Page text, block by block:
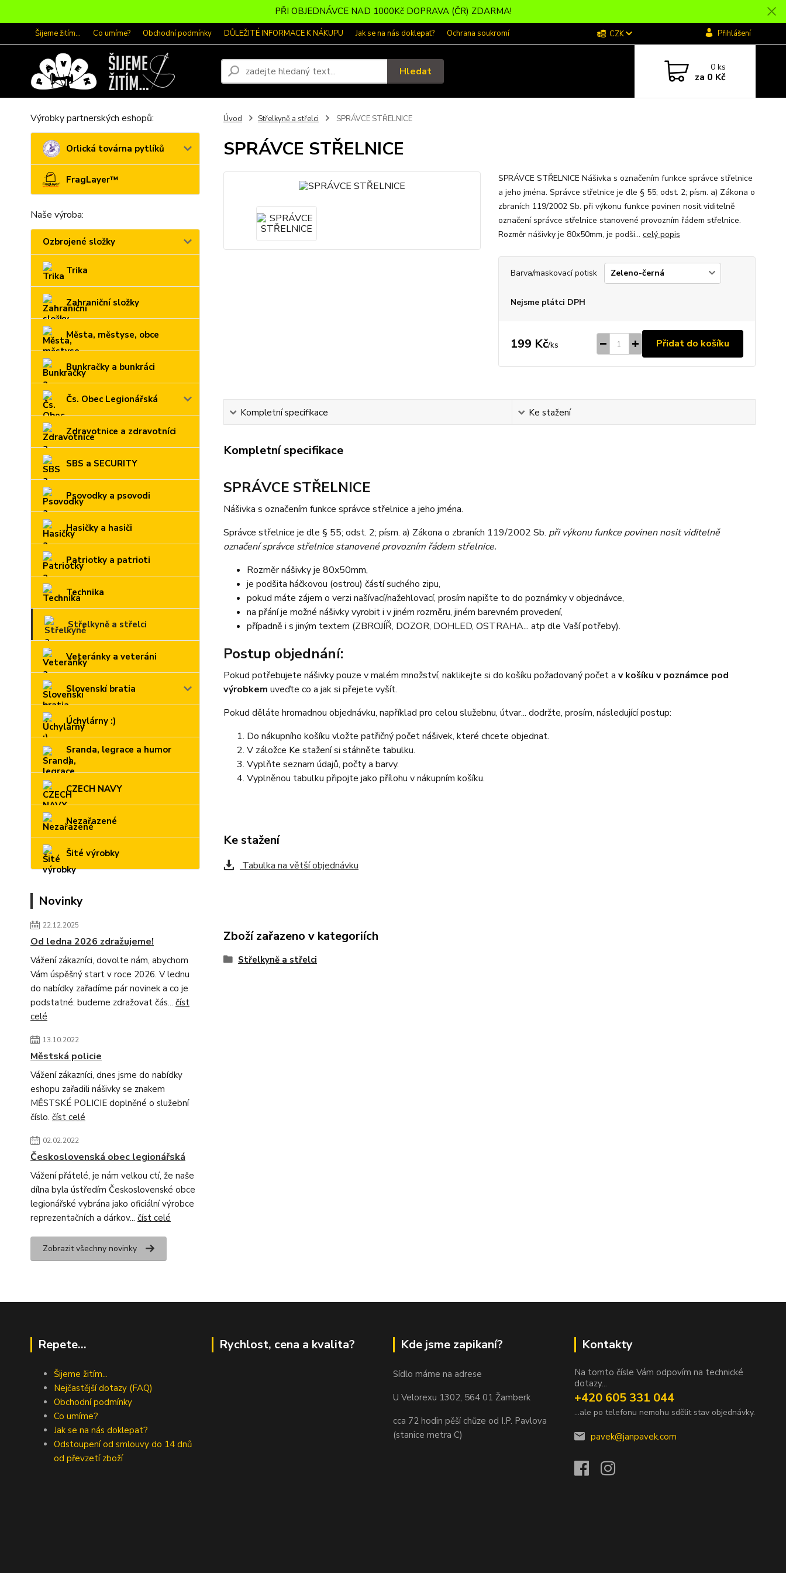
PŘI OBJEDNÁVCE NAD 1000Kč DOPRAVA (ČR) ZDARMA!
Šijeme žitím... Co umíme? Obchodní podmínky DŮLEŽITÉ INFORMACE K NÁKUPU Jak se na nás doklepat? Ochrana soukromí CZK Přihlášení
Hledat 0ks
za 0 Kč
Výrobky partnerských eshopů:
Orlická továrna pytlíků
FragLayer™
Naše výroba:
Ozbrojené složky
Trika
Zahraniční složky
Města, městyse, obce
Bunkračky a bunkráci
Čs. Obec Legionářská
Zdravotnice a zdravotníci
SBS a SECURITY
Psovodky a psovodi
Hasičky a hasiči
Patriotky a patrioti
Technika
Střelkyně a střelci
Veteránky a veteráni
Slovenskí bratia
Úchylárny :)
Sranda, legrace a humor
:)
CZECH NAVY
Nezařazené
Šité výrobky
Novinky
22.12.2025
Od ledna 2026 zdražujeme!
Vážení zákazníci, dovolte nám, abychom
Vám úspěšný start v roce 2026. V lednu
do nabídky zařadíme pár novinek a co je
podstatné: budeme zdražovat čás... číst
celé
13.10.2022
Městská policie
Vážení zákazníci, dnes jsme do nabídky
eshopu zařadili nášivky se znakem
MĚSTSKÉ POLICIE doplněné o služební
číslo. číst celé
02.02.2022
Československá obec legionářská
Vážení přátelé, je nám velkou ctí, že naše
dílna byla ústředím Československé obce
legionářské vybrána jako oficiální výrobce
reprezentačních a dárkov... číst celé
Zobrazit všechny novinky
Úvod Střelkyně a střelci SPRÁVCE STŘELNICE
SPRÁVCE STŘELNICE
SPRÁVCE STŘELNICE Nášivka s označením funkce správce střelnice
a jeho jména. Správce střelnice je dle § 55; odst. 2; písm. a) Zákona o
zbraních 119/2002 Sb. při výkonu funkce povinen nosit viditelně
označení správce střelnice stanovené provozním řádem střelnice.
Rozměr nášivky je 80x50mm, je podši... celý popis
Barva/maskovací potisk
Nejsme plátci DPH
199 Kč/ks Přidat do košíku
Kompletní specifikace Ke stažení
Kompletní specifikace
SPRÁVCE STŘELNICE
Nášivka s označením funkce správce střelnice a jeho jména.
Správce střelnice je dle § 55; odst. 2; písm. a) Zákona o zbraních 119/2002 Sb. při výkonu funkce povinen nosit viditelně
označení správce střelnice stanovené provozním řádem střelnice.
Rozměr nášivky je 80x50mm,
je podšita háčkovou (ostrou) částí suchého zipu,
pokud máte zájem o verzi našívací/nažehlovací, prosím napište to do poznámky v objednávce,
na přání je možné nášivky vyrobit i v jiném rozměru, jiném barevném provedení,
případně i s jiným textem (ZBROJÍŘ, DOZOR, DOHLED, OSTRAHA... atp dle Vaší potřeby).
Postup objednání:
Pokud potřebujete nášivky pouze v malém množství, naklikejte si do košíku požadovaný počet a v košíku v poznámce pod
výrobkem uveďte co a jak si přejete vyšít.
Pokud děláte hromadnou objednávku, například pro celou služebnu, útvar... dodržte, prosím, následující postup:
Do nákupního košíku vložte patřičný počet nášivek, které chcete objednat.
V záložce Ke stažení si stáhněte tabulku.
Vyplňte seznam údajů, počty a barvy.
Vyplněnou tabulku připojte jako přílohu v nákupním košíku.
Ke stažení
Tabulka na větší objednávku
Zboží zařazeno v kategoriích
Střelkyně a střelci
Repete...
Šijeme žitím...
Nejčastější dotazy (FAQ)
Obchodní podmínky
Co umíme?
Jak se na nás doklepat?
Odstoupení od smlouvy do 14 dnů
od převzetí zboží
Rychlost, cena a kvalita? Kde jsme zapikaní?
Sídlo máme na adrese
U Velorexu 1302, 564 01 Žamberk
cca 72 hodin pěší chůze od I.P. Pavlova
(stanice metra C)
Kontakty
Na tomto čísle Vám odpovím na technické
dotazy...
+420 605 331 044
...ale po telefonu nemohu sdělit stav objednávky.
pavek@janpavek.com